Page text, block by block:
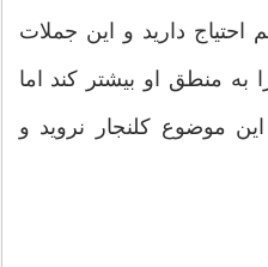
دارید و این جملات
به منطق او بیشتر کند اما
موضوع کلنجار نروید و